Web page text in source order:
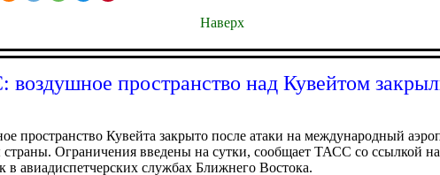
Наверх
пространство над Кувейтом
пространство Кувейта закрыто после атаки на международный
страны. Ограничения введены на сутки, сообщает ТАСС со ссылкой на
в авиадиспетчерских службах Ближнего Востока.